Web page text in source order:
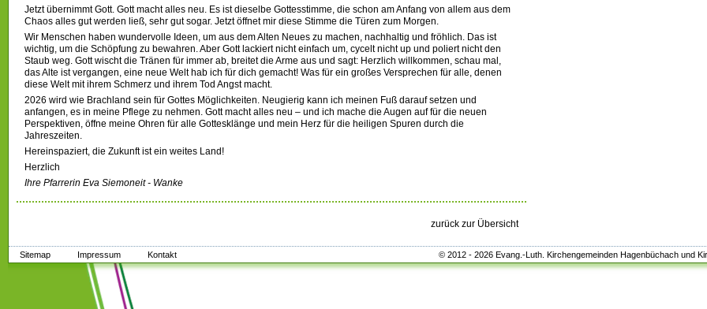
Jetzt übernimmt Gott. Gott macht alles neu. Es ist dieselbe Gottesstimme, die schon am Anfang von allem aus dem
Chaos alles gut werden ließ, sehr gut sogar. Jetzt öffnet mir diese Stimme die Türen zum Morgen.
Wir Menschen haben wundervolle Ideen, um aus dem Alten Neues zu machen, nachhaltig und fröhlich. Das ist
wichtig, um die Schöpfung zu bewahren. Aber Gott lackiert nicht einfach um, cycelt nicht up und poliert nicht den
Staub weg. Gott wischt die Tränen für immer ab, breitet die Arme aus und sagt: Herzlich willkommen, schau mal,
das Alte ist vergangen, eine neue Welt hab ich für dich gemacht! Was für ein großes Versprechen für alle, denen
diese Welt mit ihrem Schmerz und ihrem Tod Angst macht.
2026 wird wie Brachland sein für Gottes Möglichkeiten. Neugierig kann ich meinen Fuß darauf setzen und
anfangen, es in meine Pflege zu nehmen. Gott macht alles neu – und ich mache die Augen auf für die neuen
Perspektiven, öffne meine Ohren für alle Gottesklänge und mein Herz für die heiligen Spuren durch die
Jahreszeiten.
Hereinspaziert, die Zukunft ist ein weites Land!
Herzlich
Ihre Pfarrerin Eva Siemoneit - Wanke
zurück zur Übersicht
Sitemap Impressum Kontakt © 2012 - 2026 Evang.-Luth. Kirchengemeinden Hagenbüchach und